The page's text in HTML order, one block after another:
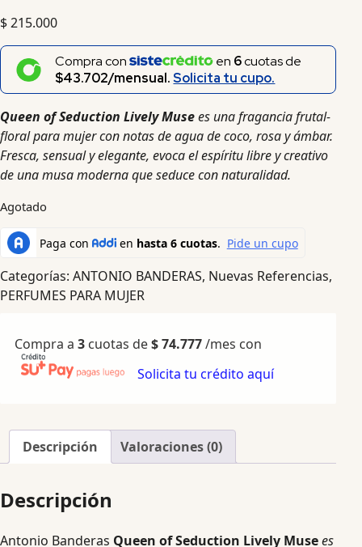
$215.000
Compra con en 6cuotas de
$43.702/mensual.Solicita tu cupo.
Queen of Seduction Lively Musees una fragancia frutal-
floral para mujer con notas de agua de coco, rosa y ámbar.
Fresca, sensual y elegante, evoca el espíritu libre y creativo
de una musa moderna que seduce con naturalidad.
Agotado
Categorías: ANTONIO BANDERAS, Nuevas Referencias,
PERFUMES PARA MUJER
Compra a 3 cuotas de$74.777/mes con
Solicita tu crédito aquí
Descripción Valoraciones (0)
Descripción
Antonio Banderas Queen of Seduction Lively Musees